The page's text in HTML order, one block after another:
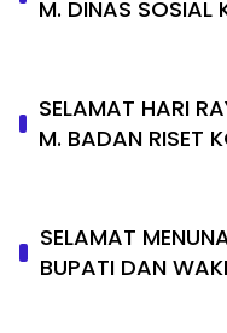
M. DINAS SOSIAL
SELAMAT HARI
M. BADAN RISET
SELAMAT
BUPATI DAN